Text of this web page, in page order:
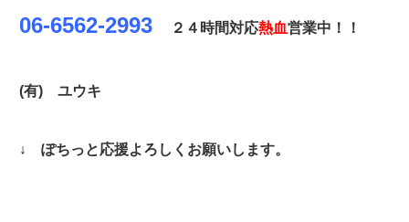
06-6562-2993 ２４時間対応熱血営業中！！
(有) ユウキ
↓ ぽちっと応援よろしくお願いします。